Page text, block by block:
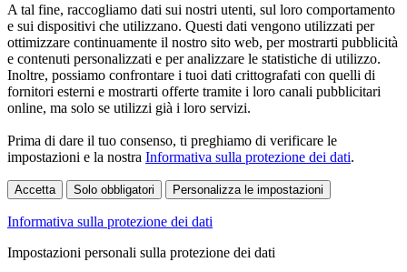
A tal fine, raccogliamo dati sui nostri utenti, sul loro comportamento
e sui dispositivi che utilizzano. Questi dati vengono utilizzati per
ottimizzare continuamente il nostro sito web, per mostrarti pubblicità
e contenuti personalizzati e per analizzare le statistiche di utilizzo.
Inoltre, possiamo confrontare i tuoi dati crittografati con quelli di
fornitori esterni e mostrarti offerte tramite i loro canali pubblicitari
online, ma solo se utilizzi già i loro servizi.
Prima di dare il tuo consenso, ti preghiamo di verificare le
impostazioni e la nostra Informativa sulla protezione dei dati.
Accetta Solo obbligatori Personalizza le impostazioni
Informativa sulla protezione dei dati
Impostazioni personali sulla protezione dei dati